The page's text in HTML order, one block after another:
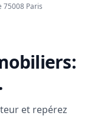
75008 Paris
et repérez